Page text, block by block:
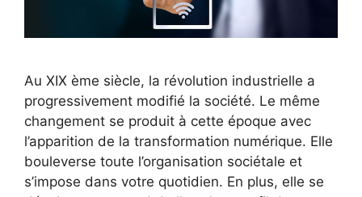
Au XIX ème siècle, la révolution industrielle a
progressivement modifié la société. Le même
changement se produit à cette époque avec
l’apparition de la transformation numérique. Elle
bouleverse toute l’organisation sociétale et
s’impose dans votre quotidien. En plus, elle se